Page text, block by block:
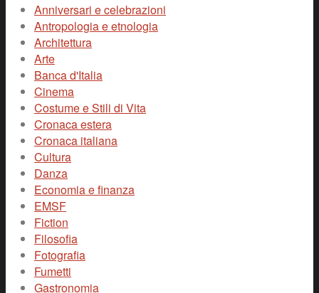
Anniversari e celebrazioni
Antropologia e etnologia
Architettura
Arte
Banca d'Italia
Cinema
Costume e Stili di Vita
Cronaca estera
Cronaca italiana
Cultura
Danza
Economia e finanza
EMSF
Fiction
Filosofia
Fotografia
Fumetti
Gastronomia